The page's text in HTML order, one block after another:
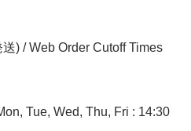
) / Web Order Cutoff Times
Tue, Wed, Thu, Fri : 14:30